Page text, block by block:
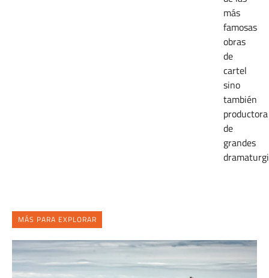
más
famosas
obras
de
cartel
sino
también
productora
de
grandes
MÁS PARA EXPLORAR